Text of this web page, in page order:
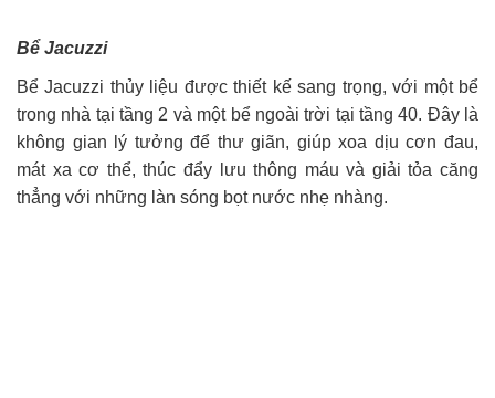
Bể Jacuzzi
Bể Jacuzzi thủy liệu được thiết kế sang trọng, với một bể
trong nhà tại tầng 2 và một bể ngoài trời tại tầng 40. Đây là
không gian lý tưởng để thư giãn, giúp xoa dịu cơn đau,
mát xa cơ thể, thúc đẩy lưu thông máu và giải tỏa căng
thẳng với những làn sóng bọt nước nhẹ nhàng.